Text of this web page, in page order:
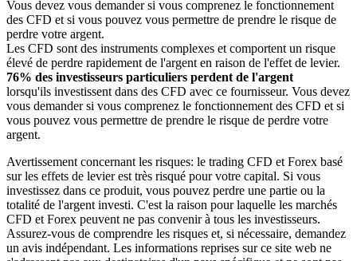
Vous devez vous demander si vous comprenez le fonctionnement
des CFD et si vous pouvez vous permettre de prendre le risque de
perdre votre argent.
Les CFD sont des instruments complexes et comportent un risque
élevé de perdre rapidement de l'argent en raison de l'effet de levier.
76% des investisseurs particuliers perdent de l'argent
lorsqu'ils investissent dans des CFD avec ce fournisseur. Vous devez
vous demander si vous comprenez le fonctionnement des CFD et si
vous pouvez vous permettre de prendre le risque de perdre votre
argent.
Avertissement concernant les risques: le trading CFD et Forex basé
sur les effets de levier est très risqué pour votre capital. Si vous
investissez dans ce produit, vous pouvez perdre une partie ou la
totalité de l'argent investi. C'est la raison pour laquelle les marchés
CFD et Forex peuvent ne pas convenir à tous les investisseurs.
Assurez-vous de comprendre les risques et, si nécessaire, demandez
un avis indépendant. Les informations reprises sur ce site web ne